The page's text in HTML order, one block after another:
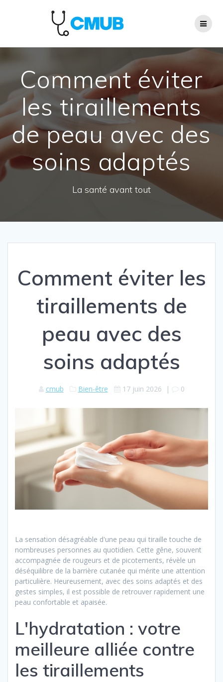
au
contenu
Comment éviter
les tiraillements
de peau avec des
soins adaptés
La santé avant tout
Comment éviter les
tiraillements de
peau avec des
soins adaptés
cmub Bien-être 17 juin 2026 | 0
La sensation désagréable d'une peau qui tiraille touche de
nombreuses personnes au quotidien. Cette gêne, souvent
accompagnée de rougeurs et de picotements, révèle un
déséquilibre de la barrière cutanée qui mérite une attention
particulière. Heureusement, avec des soins adaptés et des
gestes simples, il est possible de retrouver rapidement une
peau confortable et apaisée.
L'hydratation : votre
meilleure alliée contre
les tiraillements